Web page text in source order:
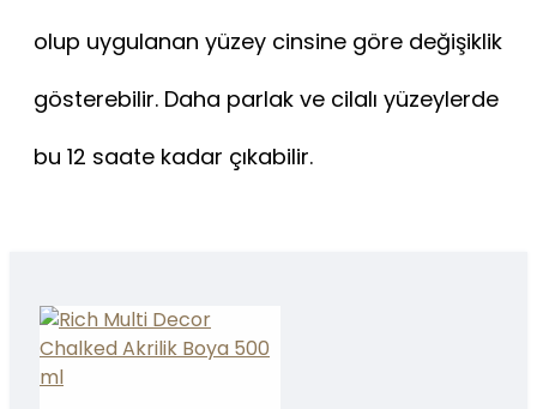
olup uygulanan yüzey cinsine göre değişiklik
gösterebilir. Daha parlak ve cilalı yüzeylerde
bu 12 saate kadar çıkabilir.